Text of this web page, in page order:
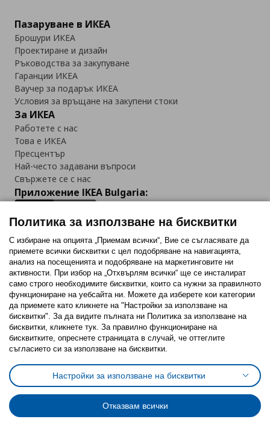
Пазаруване в ИКЕА
Брошури ИКЕА
Проектиране и дизайн
Ръководства за закупуване
Гаранции ИКЕА
Ваучер за подарък ИКЕА
Условия за връщане на закупени стоки
За ИКЕА
Работете с нас
Това е ИКЕА
Пресцентър
Най-често задавани въпроси
Свържете се с нас
Приложение IKEA Bulgaria:
Последвайте ни:
FacebookTwitterYoutubePinterestInstagram
Политика за използване на бисквитки (Cookies)
Избор на настройки за използване на бисквитки
Условия за ползване на ikea.bgОбща политика за личните данни
Политика за защита на личните данни на ikea.bg
Общи условия на програма IKEA Family
Политика за защита на лични данни на програма IKEA Family
Политика за използване на бисквитки
С избиране на опцията „Приемам всички“, Вие се съгласявате да
приемете всички бисквитки с цел подобряване на навигацията,
анализ на посещенията и подобряване на маркетинговите ни
активности. При избор на „Отхвърлям всички“ ще се инсталират
само строго необходимитe бисквитки, които са нужни за правилното
функциониране на уебсайта ни. Можете да изберете кои категории
да приемете като кликнете на "Настройки за използване на
бисквитки". За да видите пълната ни Политика за използване на
бисквитки, кликнете тук. За правилно функциониране на
бисквитките, опреснете страницата в случай, че оттеглите
съгласието си за използване на бисквитки.
Настройки за използване на бисквитки
Отказвам всички